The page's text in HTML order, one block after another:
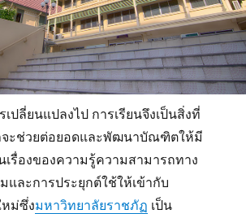
ปลี่ยนแปลงไป การเรียนจึงเป็นสิ่งที่
จะช่วยต่อยอดและพัฒนาบัณฑิตให้มี
รื่องของความรู้ความสามารถทาง
ละการประยุกต์ใช้ให้เข้ากับ
หม่ซึ่งมหาวิทยาลัยราชภัฏ เป็น